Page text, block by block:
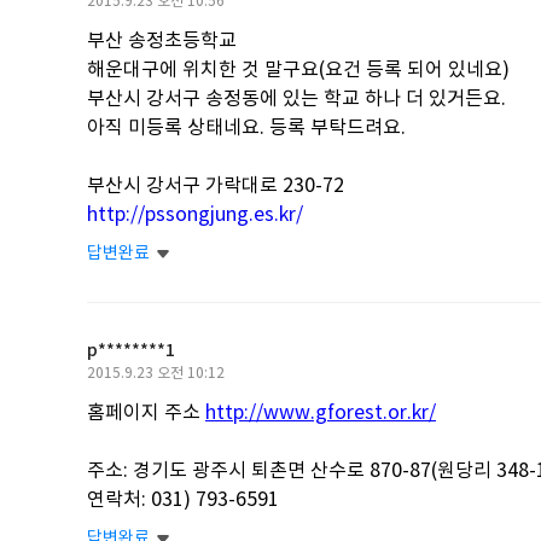
일
부산 송정초등학교
해운대구에 위치한 것 말구요(요건 등록 되어 있네요)
부산시 강서구 송정동에 있는 학교 하나 더 있거든요.
아직 미등록 상태네요. 등록 부탁드려요.
부산시 강서구 가락대로 230-72
http://pssongjung.es.kr/
답변완료
p********1
작
일
2015.9.23 오전 10:12
홈페이지 주소 http://www.gforest.or.kr/
주소: 경기도 광주시 퇴촌면 산수로 870-87(원당리
연락처: 031) 793-6591